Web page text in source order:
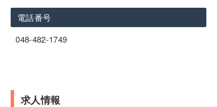
電話番号
048-482-1749
求人情報